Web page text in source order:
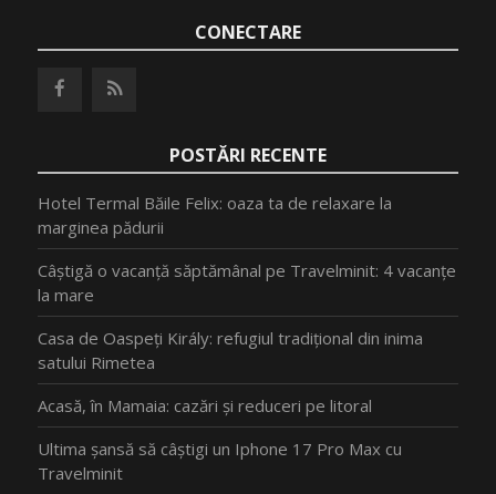
CONECTARE
POSTĂRI RECENTE
Hotel Termal Băile Felix: oaza ta de relaxare la
marginea pădurii
Câștigă o vacanță săptămânal pe Travelminit: 4 vacanțe
la mare
Casa de Oaspeți Király: refugiul tradițional din inima
satului Rimetea
Acasă, în Mamaia: cazări și reduceri pe litoral
Ultima șansă să câștigi un Iphone 17 Pro Max cu
Travelminit